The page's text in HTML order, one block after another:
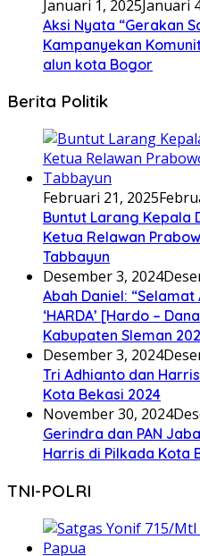
Januari 1, 2025Januari
Aksi Nyata “Gerakan
Kampanyekan
alun kota Bogor
Berita Politik
Februari 21, 2025
Buntut Larang Kepala
Ketua Relawan
Tabbayun
Desember 3, 2024
Abah Daniel:
‘HARDA’ [Hardo –
Kabupaten Sleman
Desember 3, 2024
Tri Adhianto dan
Kota Bekasi 2024
November 30, 2024
Gerindra dan PAN
Harris di Pilkada Kota
TNI-POLRI